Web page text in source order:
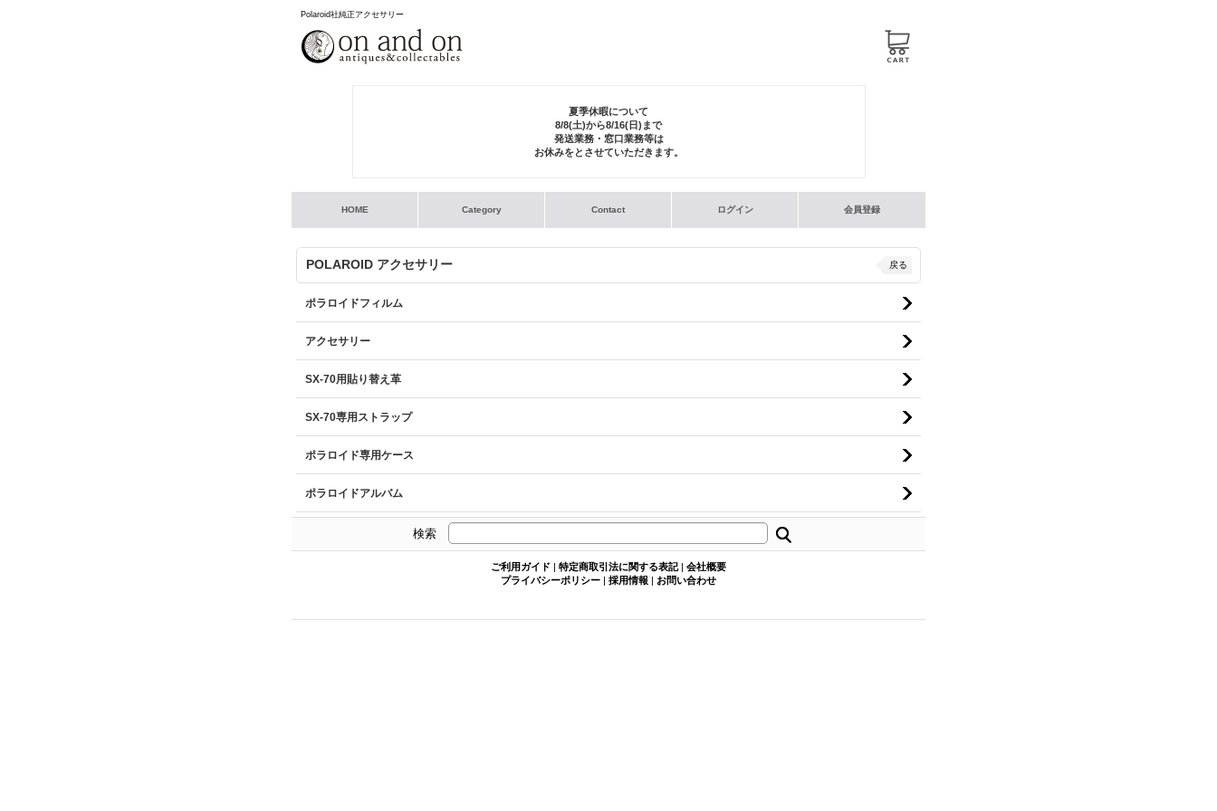
Polaroid社純正アクセサリー
夏季休暇について
8/8(土)から8/16(日)まで
発送業務・窓口業務等は
お休みをとさせていただきます。
HOME Category Contact ログイン 会員登録
POLAROID アクセサリー 戻る
ポラロイドフィルム
アクセサリー
SX-70用貼り替え革
SX-70専用ストラップ
ポラロイド専用ケース
ポラロイドアルバム
検索
ご利用ガイド | 特定商取引法に関する表記 | 会社概要
プライバシーポリシー | 採用情報 | お問い合わせ